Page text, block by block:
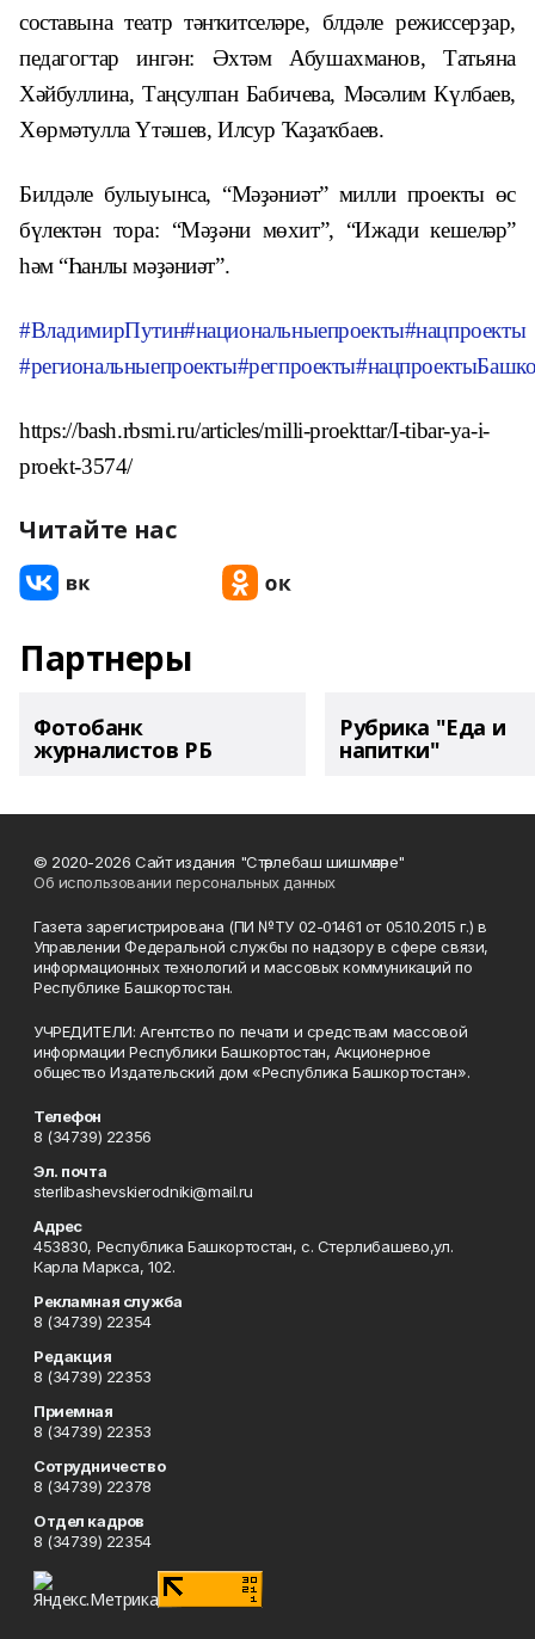
составына театр тәнҡитселәре, блдәле режиссерҙар,
педагогтар ингән: Әхтәм Абушахманов, Татьяна
Хәйбуллина, Таңсулпан Бабичева, Мәсәлим Күлбаев,
Хөрмәтулла Үтәшев, Илсур Ҡаҙаҡбаев.
Билдәле булыуынса, “Мәҙәниәт” милли проекты өс
бүлектән тора: “Мәҙәни мөхит”, “Ижади кешеләр”
һәм “Һанлы мәҙәниәт”.
#ВладимирПутин#национальныепроекты#нацпроекты
#региональныепроекты#регпроекты
https://bash.rbsmi.ru/articles/milli-proekttar/I-tibar-ya-i-
proekt-3574/
Читайте нас
Партнеры
Фотобанк
журналистов РБ
Рубрика "Еда и
напитки"
© 2020-2026 Сайт издания "Стәрлебаш шишмәләре"
Об использовании персональных данных
Газета зарегистрирована (ПИ №ТУ 02-01461 от 05.10.2015 г.) в
Управлении Федеральной службы по надзору в сфере связи,
информационных технологий и массовых коммуникаций по
Республике Башкортостан.
УЧРЕДИТЕЛИ: Агентство по печати и средствам массовой
информации Республики Башкортостан, Акционерное
общество Издательский дом «Республика Башкортостан».
Телефон
8 (34739) 22356
Эл. почта
sterlibashevskierodniki@mail.ru
Адрес
453830, Республика Башкортостан, c. Стерлибашево,ул.
Карла Маркса, 102.
Рекламная служба
8 (34739) 22354
Редакция
8 (34739) 22353
Приемная
8 (34739) 22353
Сотрудничество
8 (34739) 22378
Отдел кадров
8 (34739) 22354